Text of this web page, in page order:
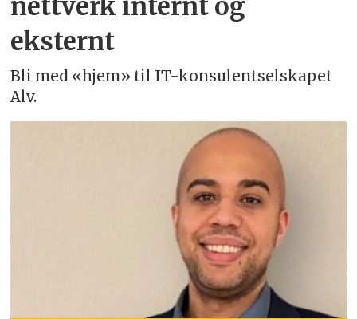
nettverk internt og
eksternt
Bli med «hjem» til IT-konsulentselskapet
Alv.